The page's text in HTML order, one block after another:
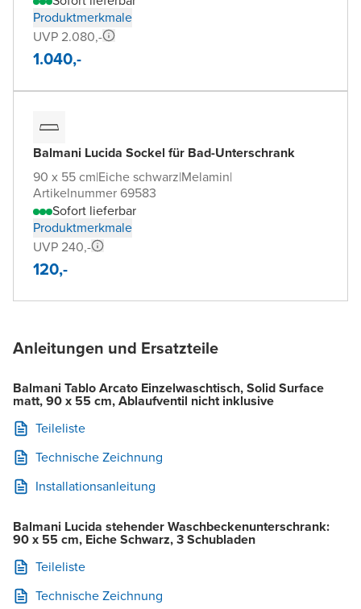
Produktmerkmale
UVP 2.080,-
1.040,-
Balmani Lucida Sockel für Bad-Unterschrank
90 x 55 cm|Eiche schwarz|Melamin|
Artikelnummer 69583
Sofort lieferbar
Produktmerkmale
UVP 240,-
120,-
Anleitungen und Ersatzteile
Balmani Tablo Arcato Einzelwaschtisch, Solid Surface
matt, 90 x 55 cm, Ablaufventil nicht inklusive
Teileliste
Technische Zeichnung
Installationsanleitung
Balmani Lucida stehender Waschbeckenunterschrank:
90 x 55 cm, Eiche Schwarz, 3 Schubladen
Teileliste
Technische Zeichnung